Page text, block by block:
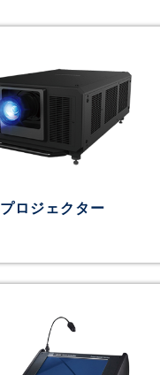
プロジェクター